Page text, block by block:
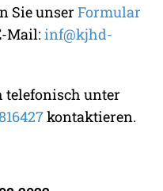
Sie unser Formular
Mail: inf@kjhd-
telefonisch unter
kontaktieren.